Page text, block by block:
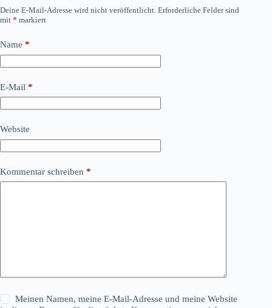
Deine E-Mail-Adresse wird nicht veröffentlicht. Erforderliche Felder sind
mit * markiert
Name *
E-Mail *
Website
Kommentar schreiben *
Meinen Namen, meine E-Mail-Adresse und meine Website